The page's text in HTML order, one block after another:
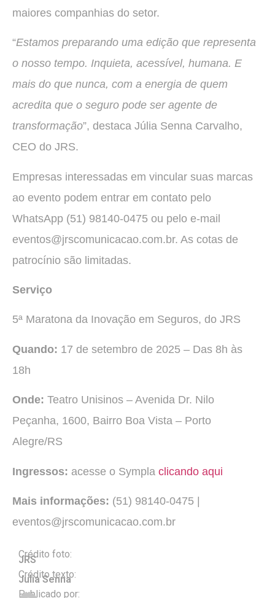
maiores companhias do setor.
“Estamos preparando uma edição que representa
o nosso tempo. Inquieta, acessível, humana. E
mais do que nunca, com a energia de quem
acredita que o seguro pode ser agente de
transformação”, destaca Júlia Senna Carvalho,
CEO do JRS.
Empresas interessadas em vincular suas marcas
ao evento podem entrar em contato pelo
WhatsApp (51) 98140-0475 ou pelo e-mail
eventos@jrscomunicacao.com.br. As cotas de
patrocínio são limitadas.
Serviço
5ª Maratona da Inovação em Seguros, do JRS
Quando: 17 de setembro de 2025 – Das 8h às
18h
Onde: Teatro Unisinos – Avenida Dr. Nilo
Peçanha, 1600, Bairro Boa Vista – Porto
Alegre/RS
Ingressos: acesse o Sympla clicando aqui
Mais informações: (51) 98140-0475 |
eventos@jrscomunicacao.com.br
Crédito foto:
JRS
Crédito texto:
Julia Senna
Publicado por: